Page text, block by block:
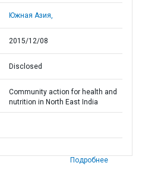
Южная Азия,
2015/12/08
Disclosed
Community action for health and
nutrition in North East India
Подробнее